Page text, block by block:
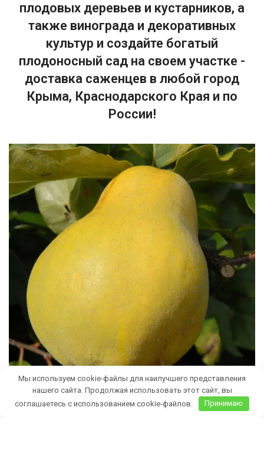
плодовых деревьев и кустарников, а
также винограда и декоративных
культур и создайте богатый
плодоносный сад на своем участке -
доставка саженцев в любой город
Крыма, Краснодарского Края и по
России!
Мы используем cookie-файлы для наилучшего представления
нашего сайта. Продолжая использовать этот сайт, вы
соглашаетесь с использованием cookie-файлов.
Принимаю